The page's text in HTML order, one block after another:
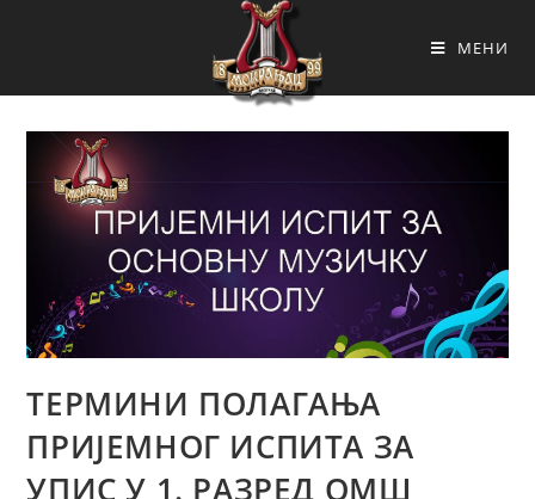
МЕНИ
ТЕРМИНИ ПОЛАГАЊА
ПРИЈЕМНОГ ИСПИТА ЗА
УПИС У 1. РАЗРЕД ОМШ